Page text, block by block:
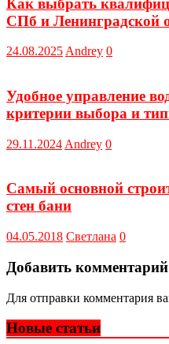
СПб и Ленинградской
24.08.2025 Andrey 0
Удобное управление
критерии выбора и
29.11.2024 Andrey 0
Самый основной
стен бани
04.05.2018 Светлана 0
Добавить комментарий
Для отправки комментария
Новые статьи